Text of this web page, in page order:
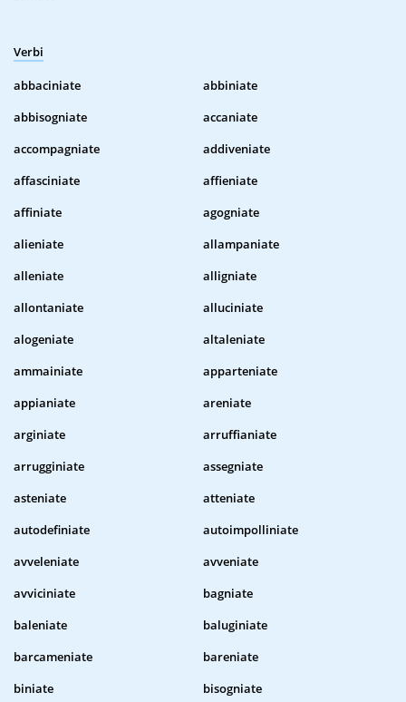
Verbi
abbaciniate
abbiniate
abbisogniate
accaniate
accompagniate
addiveniate
affasciniate
affieniate
affiniate
agogniate
alieniate
allampaniate
alleniate
alligniate
allontaniate
alluciniate
alogeniate
altaleniate
ammainiate
apparteniate
appianiate
areniate
arginiate
arruffianiate
arrugginiate
assegniate
asteniate
atteniate
autodefiniate
autoimpolliniate
avveleniate
avveniate
avviciniate
bagniate
baleniate
baluginiate
barcameniate
bareniate
biniate
bisogniate